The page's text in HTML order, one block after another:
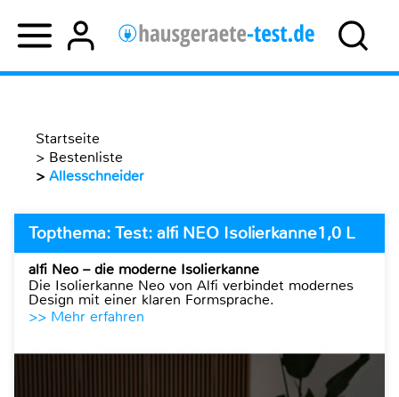
Startseite
> Bestenliste
> Allesschneider
Topthema: Test: alfi NEO Isolierkanne1,0 L
alfi Neo – die moderne Isolierkanne
Die Isolierkanne Neo von Alfi verbindet modernes
Design mit einer klaren Formsprache.
>> Mehr erfahren